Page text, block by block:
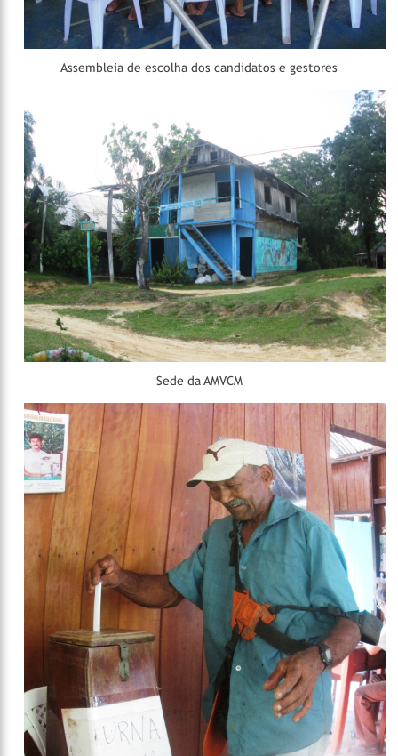
Assembleia de escolha dos candidatos e gestores
Sede da AMVCM